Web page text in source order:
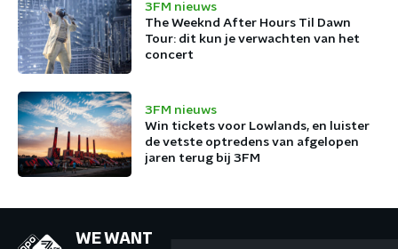
3FM nieuws
The Weeknd After Hours Til Dawn
Tour: dit kun je verwachten van het
concert
3FM nieuws
Win tickets voor Lowlands, en luister
de vetste optredens van afgelopen
jaren terug bij 3FM
WE WANT